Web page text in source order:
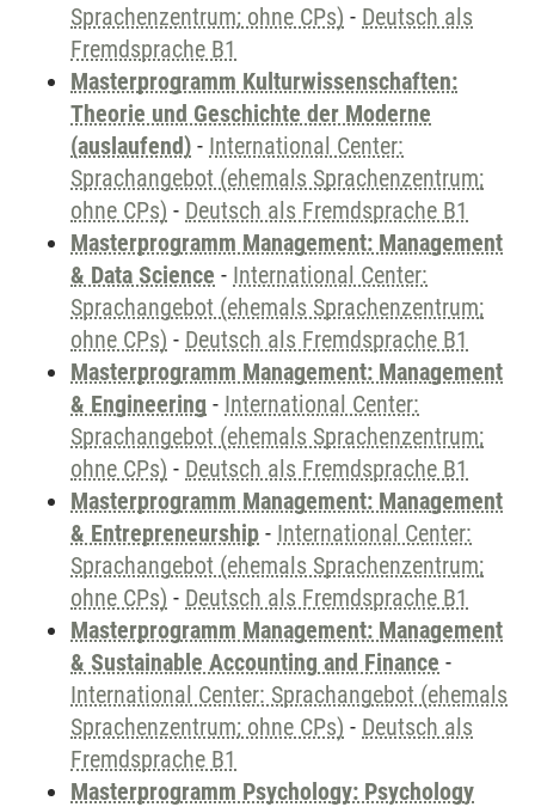
Sprachenzentrum; ohne CPs) - Deutsch als
Fremdsprache B1
Masterprogramm Kulturwissenschaften:
Theorie und Geschichte der Moderne
(auslaufend) - International Center:
Sprachangebot (ehemals Sprachenzentrum;
ohne CPs) - Deutsch als Fremdsprache B1
Masterprogramm Management: Management
& Data Science - International Center:
Sprachangebot (ehemals Sprachenzentrum;
ohne CPs) - Deutsch als Fremdsprache B1
Masterprogramm Management: Management
& Engineering - International Center:
Sprachangebot (ehemals Sprachenzentrum;
ohne CPs) - Deutsch als Fremdsprache B1
Masterprogramm Management: Management
& Entrepreneurship - International Center:
Sprachangebot (ehemals Sprachenzentrum;
ohne CPs) - Deutsch als Fremdsprache B1
Masterprogramm Management: Management
& Sustainable Accounting and Finance -
International Center: Sprachangebot (ehemals
Sprachenzentrum; ohne CPs) - Deutsch als
Fremdsprache B1
Masterprogramm Psychology: Psychology